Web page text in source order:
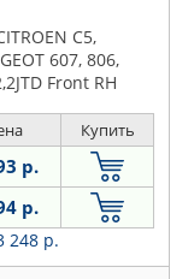
C5,
607, 806,
Front RH
Купить
р.
р.
248 р.